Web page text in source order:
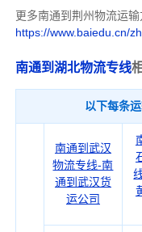
更多南通到荆州物流运
https://www.baiedu.cn/
南通到湖北物流专线
以下每条
南通到武汉
物流专线-南
通到武汉货
运公司